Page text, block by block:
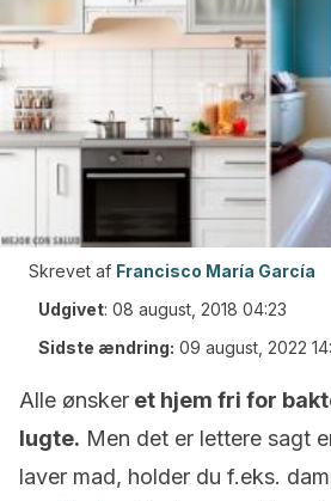
Skrevet af Francisco María García
Udgivet: 08 august, 2018 04:23
Sidste ændring: 09 august, 2022
Alle ønsker et hjem fri for
lugte. Men det er lettere sagt
laver mad, holder du f.eks.